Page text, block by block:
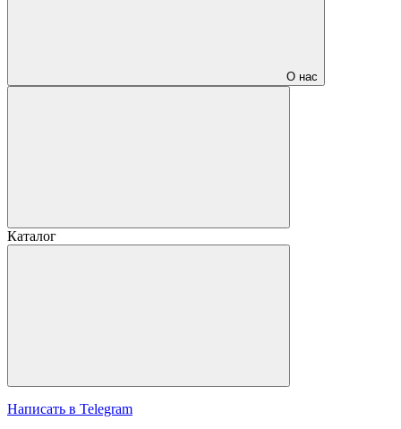
О нас
Каталог
Написать в Telegram